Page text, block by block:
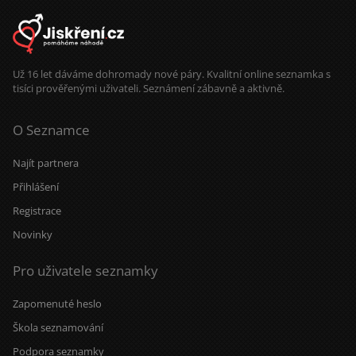
Už 16 let dáváme dohromady nové páry. Kvalitní online seznamka s
tisíci prověřenými uživateli. Seznámení zábavně a aktivně.
O Seznamce
Najít partnera
Přihlášení
Registrace
Novinky
Pro uživatele seznamky
Zapomenuté heslo
Škola seznamování
Podpora seznamky